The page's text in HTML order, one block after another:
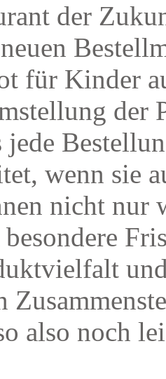
der
für Kinder
der
jede
wenn sie
nicht nur
also noch